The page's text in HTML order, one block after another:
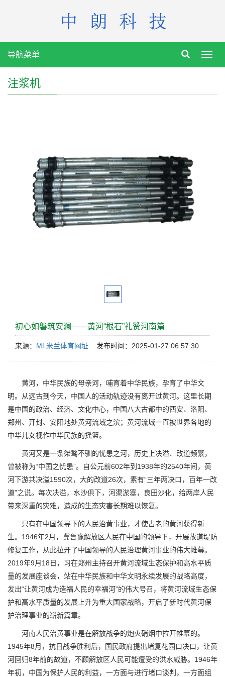
导航菜单
注浆机
初心如磐筑安澜——黄河“根石”礼赞河南篇
来源： ML米兰体育网址 发布时间：2025-01-27 06:57:30
黄河，中华民族的母亲河，哺育着中华民族，孕育了中华文
明。从远古到今天，中国人的活动轨迹没有离开过黄河。这里长期
是中国的政治、经济、文化中心，中国八大古都中的西安、洛阳、
郑州、开封、安阳地处黄河流域之滨；黄河流域一直被世界各地的
中华儿女视作中华民族的摇篮。
黄河又是一条桀骜不驯的忧患之河，历史上决溢、改道频繁，
曾被称为“中国之忧患”。自公元前602年到1938年的2540年间，黄
河下游共决溢1590次，大的改道26次，素有“三年两决口，百年一改
道”之说。每次决溢，水沙俱下，河渠淤塞，良田沙化，给两岸人民
带来深重的灾难，造成的生态灾害长期难以恢复。
只有在中国领导下的人民治黄事业，才使古老的黄河获得新
生。1946年2月，冀鲁豫解放区人民在中国的领导下，开展故道堤防
修复工作，从此拉开了中国领导的人民治理黄河事业的伟大帷幕。
2019年9月18日，习在郑州主持召开黄河流域生态保护和高水平质
量的发展座谈会，站在中华民族和中华文明永续发展的战略高度，
发出“让黄河成为造福人民的幸福河”的伟大号召，将黄河流域生态保
护和高水平质量的发展上升为重大国家战略，开启了新时代黄河保
护治理事业的崭新篇章。
河南人民治黄事业是在解放战争的炮火硝烟中拉开帷幕的。
1945年8月，抗日战争胜利后，国民政府提出堵复花园口决口，让黄
河回归8年前的故道，不顾解放区人民可能遭受的洪水威胁。1946年
年初，中国为保护人民的利益，一方面与进行堵口谈判，一方面组